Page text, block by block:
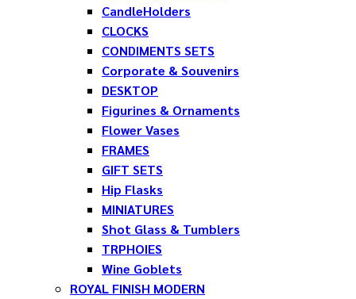
CandleHolders
CLOCKS
CONDIMENTS SETS
Corporate & Souvenirs
DESKTOP
Figurines & Ornaments
Flower Vases
FRAMES
GIFT SETS
Hip Flasks
MINIATURES
Shot Glass & Tumblers
TRPHOIES
Wine Goblets
ROYAL FINISH MODERN